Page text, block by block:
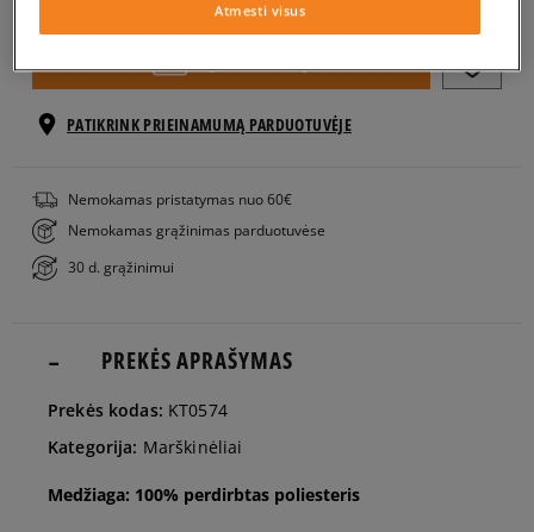
S
M
XL
PATIKRINK PRIEINAMUMĄ PARDUOTUVĖJE
Nemokamas pristatymas nuo 60€
Nemokamas grąžinimas parduotuvėse
30 d. grąžinimui
PREKĖS APRAŠYMAS
Prekės kodas: KT0574
Kategorija: Marškinėliai
Medžiaga: 100% perdirbtas poliesteris
Atmesti visus